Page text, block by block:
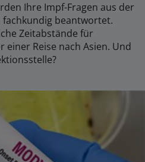
Ihre Impf-Fragen aus der
beantwortet.
Zeitabstände für
Reise nach Asien. Und